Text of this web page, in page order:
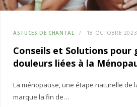
ASTUCES DE CHANTAL 18 OCTOBRE 2023
Conseils et Solutions pour
douleurs liées à la
La ménopause, une étape naturelle de
marque la fin de…